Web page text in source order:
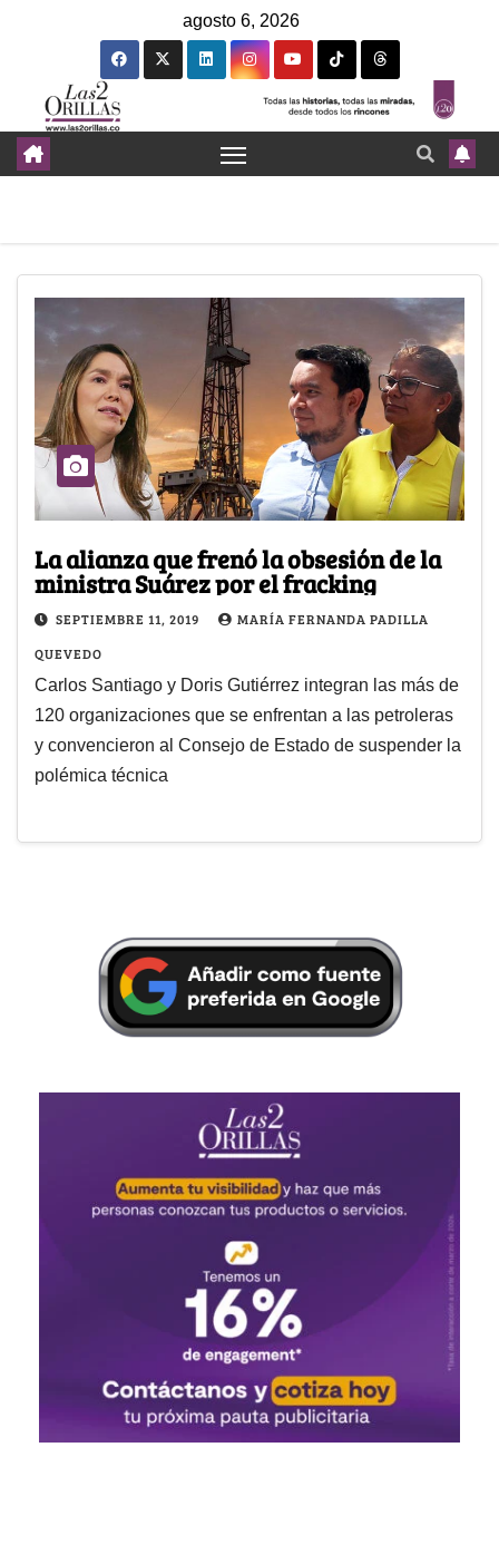
agosto 6, 2026
La alianza que frenó la obsesión de la
ministra Suárez por el fracking
SEPTIEMBRE 11, 2019
MARÍA FERNANDA PADILLA
QUEVEDO
Carlos Santiago y Doris Gutiérrez integran las más de
120 organizaciones que se enfrentan a las petroleras
y convencieron al Consejo de Estado de suspender la
polémica técnica